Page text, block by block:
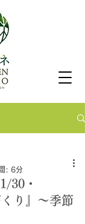
30・
り』～季節
: 6分